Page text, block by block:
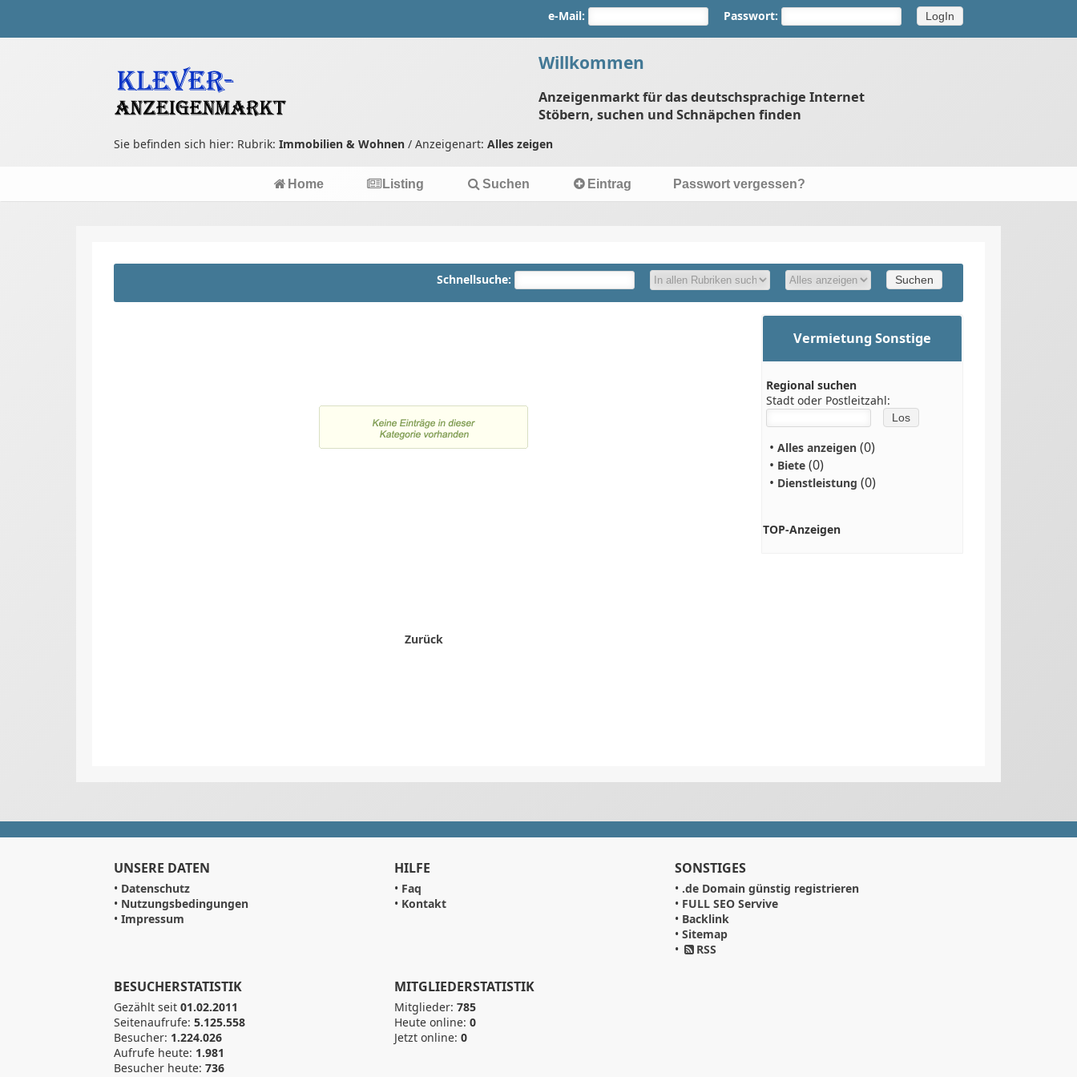
e-Mail: Passwort:
Willkommen
Anzeigenmarkt für das deutschsprachige Internet
Stöbern, suchen und Schnäpchen finden
Sie befinden sich hier: Rubrik: Immobilien & Wohnen / Anzeigenart: Alles zeigen
Home Listing Suchen Eintrag Passwort vergessen?
Schnellsuche:
Zurück
Vermietung Sonstige
Regional suchen
Stadt oder Postleitzahl:
• Alles anzeigen (0)
• Biete (0)
• Dienstleistung (0)
TOP-Anzeigen
UNSERE DATEN
• Datenschutz
• Nutzungsbedingungen
• Impressum
HILFE
• Faq
• Kontakt
SONSTIGES
• .de Domain günstig registrieren
• FULL SEO Servive
• Backlink
• Sitemap
•
RSS
BESUCHERSTATISTIK
Gezählt seit 01.02.2011
Seitenaufrufe: 5.125.558
Besucher: 1.224.026
Aufrufe heute: 1.981
Besucher heute: 736
MITGLIEDERSTATISTIK
Mitglieder: 785
Heute online: 0
Jetzt online: 0